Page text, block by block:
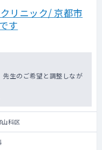
リニック/ 京都市
す
生のご希望と調整しなが
科区